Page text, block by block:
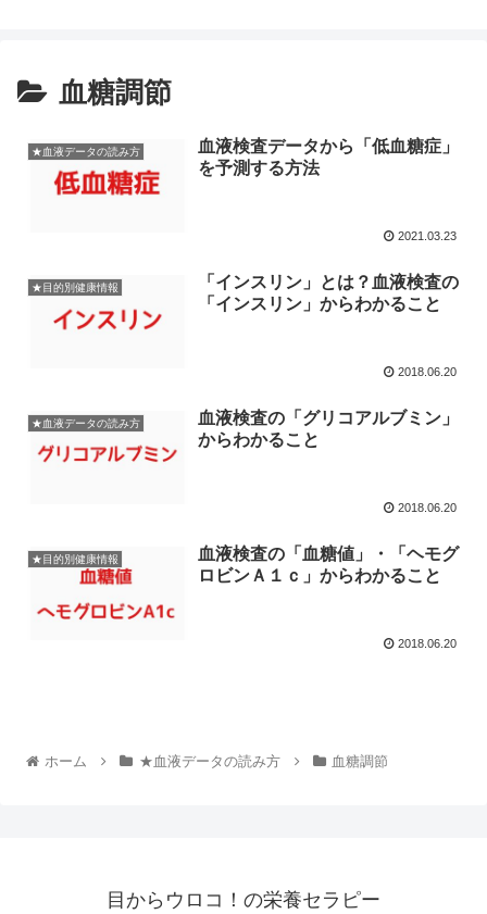
血糖調節
★血液データの読み方
血液検査データから「低血糖症」
を予測する方法
2021.03.23
★目的別健康情報
「インスリン」とは？血液検査の
「インスリン」からわかること
2018.06.20
★血液データの読み方
血液検査の「グリコアルブミン」
からわかること
2018.06.20
★目的別健康情報
血液検査の「血糖値」・「ヘモグ
ロビンＡ１ｃ」からわかること
2018.06.20
ホーム ★血液データの読み方 血糖調節
目からウロコ！の栄養セラピー